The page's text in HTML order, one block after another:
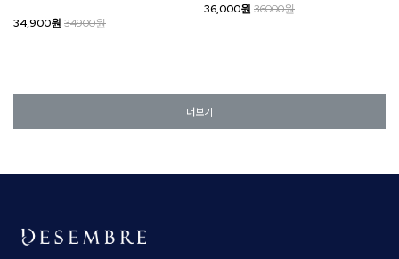
34,900원 34900원
36,000원 36000원
더보기